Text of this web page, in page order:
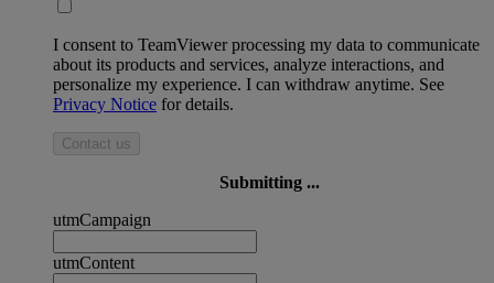
I consent to TeamViewer processing my data to communicate
about its products and services, analyze interactions, and
personalize my experience. I can withdraw anytime. See
Privacy Notice for details.
Contact us
Submitting ...
utmCampaign
utmContent